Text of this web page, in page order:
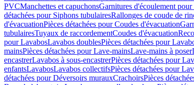
PVCManchettes et capuchonsGarnitures d'écoulement
détachées pour Siphons tubulairesRallonges de coude de
d'évacuationPièces détachées pour Coudes d'évacuation
tubulairesTuyaux de raccordementCoudes d'évacuation
pour LavabosLavabos doublesPièces détachées pour
mainsPièces détachées pour Lave-mainsLave-mains à poser
encastrerLavabos à sous-encastrerPièces détachées pour
enfantsLavabosLavabos collectifsPièces détachées pour
détachées pour Déversoirs murauxCrachoirsPièces